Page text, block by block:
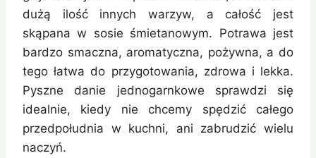
dużą ilość innych warzyw, a całość jest
skąpana w sosie śmietanowym. Potrawa jest
bardzo smaczna, aromatyczna, pożywna, a do
tego łatwa do przygotowania, zdrowa i lekka.
Pyszne danie jednogarnkowe sprawdzi się
idealnie, kiedy nie chcemy spędzić całego
przedpołudnia w kuchni, ani zabrudzić wielu
naczyń.